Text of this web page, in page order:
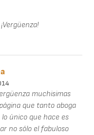
muchisimas
que tanto aboga
único que hace es
no sólo el fabuloso